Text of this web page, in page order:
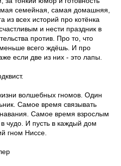
семейная, самая домашняя,
из всех историй про котёнка
и нести праздник в
против. Про то, что
всего ждёшь. И про
если две из них - это лапы.
волшебных гномов. Один
Самое время связывать
Самое время взрослым
чудо. И пусть в каждый дом
гном Ниссе.